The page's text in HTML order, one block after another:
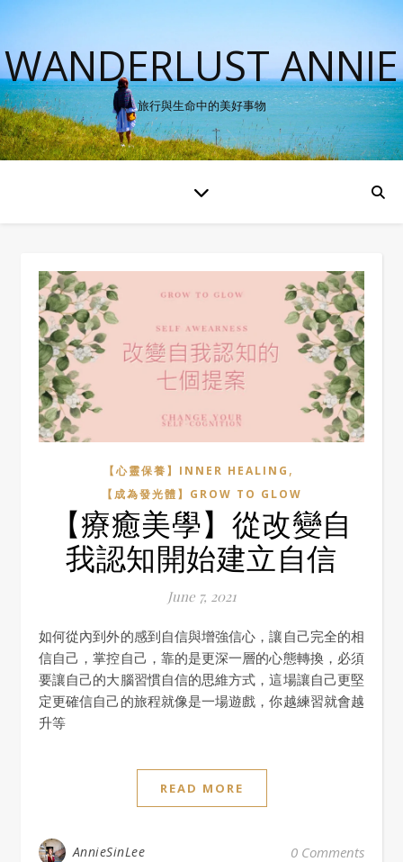
WANDERLUST ANNIE
旅行與生命中的美好事物
【心靈保養】INNER HEALING ,
【成為發光體】GROW TO GLOW
【療癒美學】從改變自
我認知開始建立自信
June 7, 2021
如何從內到外的感到自信與增強信心，讓自己完全的相
信自己，掌控自己，靠的是更深一層的心態轉換，必須
要讓自己的大腦習慣自信的思維方式，這場讓自己更堅
定更確信自己的旅程就像是一場遊戲，你越練習就會越
升等
READ MORE
AnnieSinLee 0 Comments